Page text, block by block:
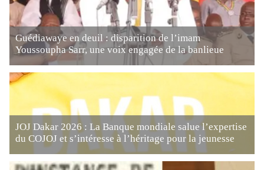
Guédiawaye en deuil : disparition de l’imam
Youssoupha Sarr, une voix engagée de la banlieue
JOJ Dakar 2026 : La Banque mondiale salue l’expertise
du COJOJ et s’intéresse à l’héritage pour la jeunesse